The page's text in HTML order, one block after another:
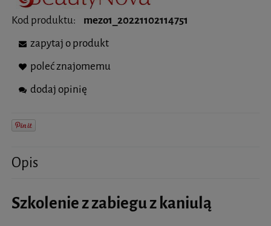
Kod produktu:
mezo1_20221102114751
zapytaj o produkt
poleć znajomemu
dodaj opinię
Opis
Szkolenie z zabiegu z kaniulą